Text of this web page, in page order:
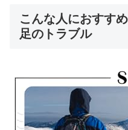
こんな人におすす
足のトラブル